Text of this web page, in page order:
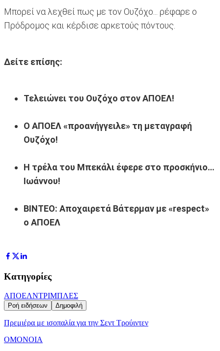
Μπορεί να λεχθεί πως με τον Ουζόχο... ρέφαρε ο
Πρόδρομος και κέρδισε αρκετούς πόντους.
Δείτε επίσης:
Τελειώνει του Ουζόχο στον ΑΠΟΕΛ!
Ο ΑΠΟΕΛ «προανήγγειλε» τη μεταγραφή
Ουζόχο!
Η τρέλα του Μπεκάλι έφερε στο προσκήνιο…
Ιωάννου!
ΒΙΝΤΕΟ: Αποχαιρετά Βάτερμαν με «respect»
ο ΑΠΟΕΛ
Κατηγορίες
ΑΠΟΕΛΝΤΡΙΜΠΛΕΣ
Ροή ειδήσεων Δημοφιλή
Πρεμιέρα με ισοπαλία για την Σεντ Τρούιντεν
ΟΜΟΝΟΙΑ